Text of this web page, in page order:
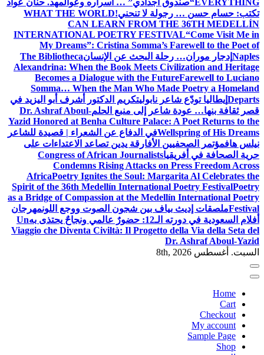
EVERYTHING“صندوق أجدادي” … أسراره وعوالمهد. حنان عواد
تكتب: حسام حسن … رجولة لا تنحني!WHAT THE WORLD
CAN LEARN FROM THE 36TH MEDELLÍN
INTERNATIONAL POETRY FESTIVAL“Come Visit Me in
My Dreams”: Cristina Somma’s Farewell to the Poet of
Naples إدجار موران… رحلة البحث عن الإنسانThe Bibliotheca
Alexandrina: When the Book Meets Civilization and Heritage
Becomes a Dialogue with the FutureFarewell to Luciano
Somma… When the Man Who Made Poetry a Homeland
Departs إيطاليا تودّع شاعر نابوليتكريم الدكتور أشرف أبو اليزيد في
قصر ثقافة بنها… عودة شاعر إلى منبع الحلمDr. Ashraf Aboul-
Yazid Honored at Benha Culture Palace: A Poet Returns to the
Wellspring of His Dreamsفي الدفاع عن الشعراء | قصيدة للشاعر
نيلس هافمؤتمر الصحفيين الأفارقة يدين تصاعد الاعتداءات على
حرية الصحافة في أفريقياCongress of African Journalists
Condemns Rising Attacks on Press Freedom Across
AfricaPoetry Ignites the Soul: Margarita Al Celebrates the
Spirit of the 36th Medellín International Poetry FestivalPoetry
as a Bridge of Compassion at the Medellín International Poetry
Festivalملصقات إديث بياف بين شجون الصوت ووجع اللونمهرجان
أفلام السعودية في دورته الـ12: حضورٌ عالمي ونجاحٌ يحتذى به
Un
Viaggio che Diventa Civiltà: Il Progetto della Via della Seta del
Dr. Ashraf Aboul-Yazid
السبت. أغسطس 8th, 2026
Home
Cart
Checkout
My account
Sample Page
Shop